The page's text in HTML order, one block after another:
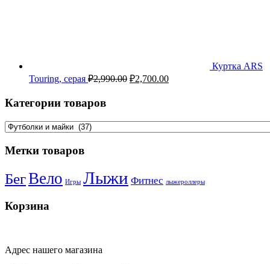
Куртка ARS
Touring, серая ₽2,990.00 ₽2,700.00
Категории товаров
Метки товаров
БегВело Игры Лыжи Фитнес лыжероллеры
Корзина
Адрес нашего магазина